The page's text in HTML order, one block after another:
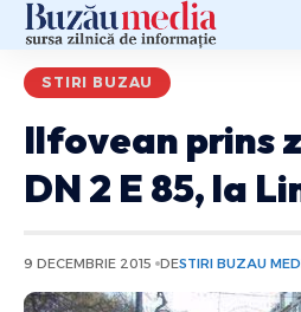
STIRI BUZAU
Ilfovean prins
DN 2 E 85, la
9 DECEMBRIE 2015 DESTIRI BUZAU